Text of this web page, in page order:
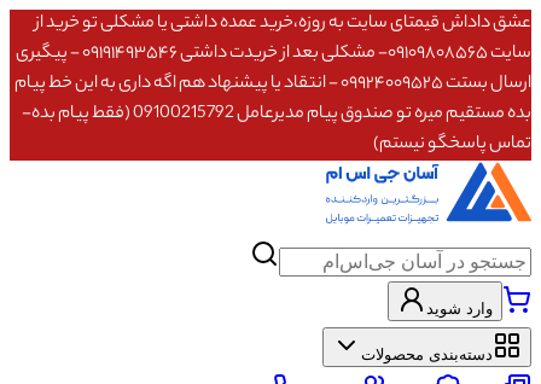
عشق داداش قیمتای سایت به روزه،خرید عمده داشتی یا مشکلی تو خرید از
سایت ۰۹۱۰۹۸۰۸۵۶۵- مشکلی بعد از خریدت داشتی ۰۹۱۹۱۴۹۳۵۴۶ - پیگیری
ارسال بستت ۰۹۹۲۴۰۰۹۵۲۵ - انتقاد یا پیشنهاد هم اگه داری به این خط پیام
بده مستقیم میره تو صندوق پیام مدیرعامل 09100215792 (فقط پیام بده-
تماس پاسخگو نیستم)
وارد شوید
دسته‌بندی محصولات